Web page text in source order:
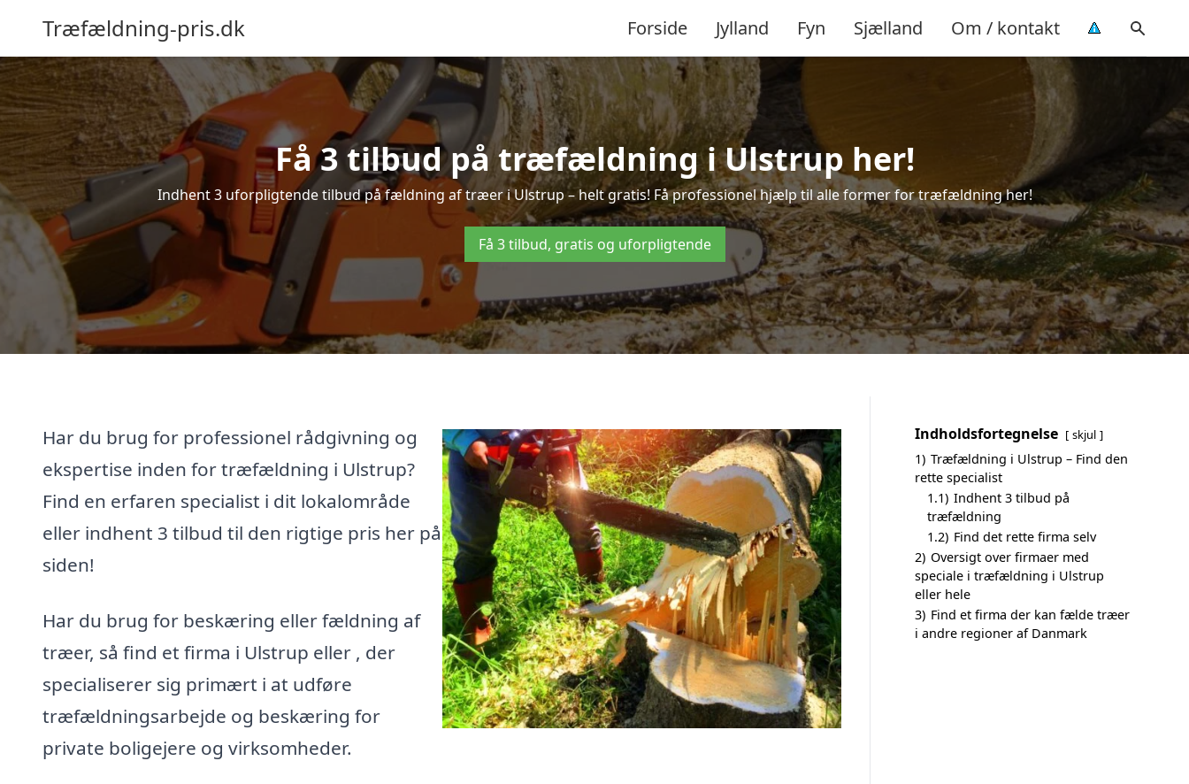
Træfældning-pris.dk Forside Jylland Fyn Sjælland Om / kontakt
Få 3 tilbud på træfældning i Ulstrup her!
Indhent 3 uforpligtende tilbud på fældning af træer i Ulstrup – helt gratis! Få professionel hjælp til alle former for træfældning her!
Få 3 tilbud, gratis og uforpligtende
Har du brug for professionel rådgivning og
ekspertise inden for træfældning i Ulstrup?
Find en erfaren specialist i dit lokalområde
eller indhent 3 tilbud til den rigtige pris her på
siden!
Har du brug for beskæring eller fældning af
træer, så find et firma i Ulstrup eller , der
specialiserer sig primært i at udføre
træfældningsarbejde og beskæring for
private boligejere og virksomheder.
Indholdsfortegnelse skjul
1) Træfældning i Ulstrup – Find den
rette specialist
1.1) Indhent 3 tilbud på
træfældning
1.2) Find det rette firma selv
2) Oversigt over firmaer med
speciale i træfældning i Ulstrup
eller hele
3) Find et firma der kan fælde træer
i andre regioner af Danmark